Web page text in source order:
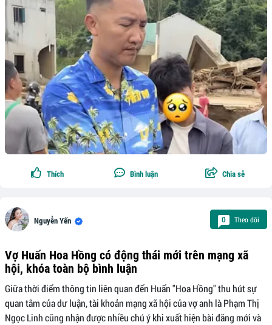
Thích Bình luận Chia sẻ
Nguyễn Yến 0 Theo dõi
Vợ Huấn Hoa Hồng có động thái mới trên mạng xã
hội, khóa toàn bộ bình luận
Giữa thời điểm thông tin liên quan đến Huấn "Hoa Hồng" thu hút sự
quan tâm của dư luận, tài khoản mạng xã hội của vợ anh là Phạm Thị
Ngọc Linh cũng nhận được nhiều chú ý khi xuất hiện bài đăng mới và